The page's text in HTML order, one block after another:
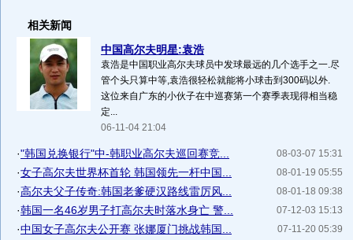
相关新闻
中国高尔夫明星:袁浩
袁浩是中国职业高尔夫球员中发球最远的几个选手之一.尽
管个头只算中等,袁浩很轻松就能将小球击到300码以外.
这位来自广东的小伙子在中巡赛第一个赛季表现得相当稳
定...
06-11-04 21:04
08-03-07 15:31
·"韩国兑换银行"中-韩职业高尔夫巡回赛竞...
08-01-19 05:55
·女子高尔夫世界杯首轮 韩国领先一杆中国...
08-01-18 09:38
·高尔夫父子传奇:韩国老爹硬汉路线雷厉风...
07-12-03 15:13
·韩国一名46岁男子打高尔夫时落水身亡 警...
07-11-20 05:39
·中国女子高尔夫公开赛 张娜厦门挑战韩国...